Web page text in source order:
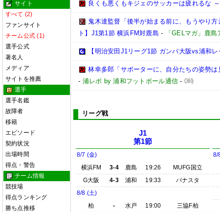
サイト
すべて (2)
ファンサイト
チーム公式 (1)
選手公式
著名人
メディア
サイトを推薦
選手
選手名鑑
故障者
移籍
エピソード
契約状況
出場時間
得点・警告
チーム情報
競技場
得点ランキング
勝ち点推移
良くも悪くもキジェのサッカーは疲れるな
鬼木達監督「後半が始まる前に、もうやり
ト】J1第1節 横浜FM対鹿島 - 「GELマガ」鹿
【明治安田J1リーグ1節 ガンバ大阪vs浦和
林幸多郎「サポーターに、自分たちの姿勢
- 浦レポ by 浦和フットボール通信 - 0時
リーグ戦
J1
第1節
8/7 (金)
横浜FM
3-4 鹿島 19:26
MUFG国立
G大阪
4-3 浦和 19:33
パナスタ
8/8 (土)
柏
- 水戸 19:00
三協F柏
8/